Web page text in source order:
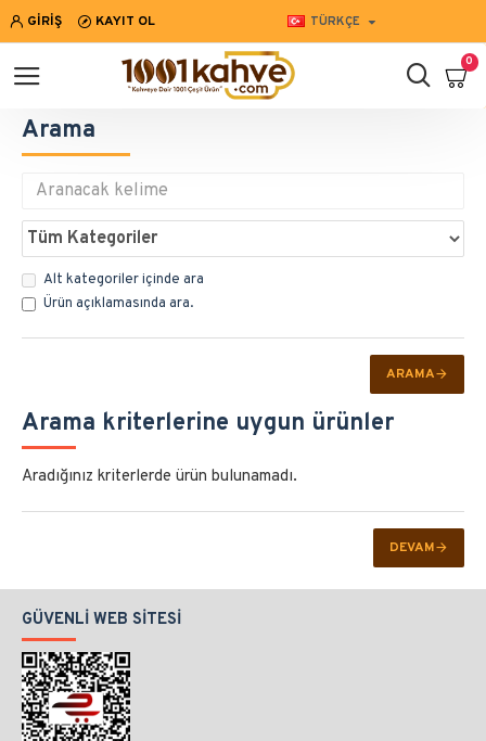
GIRIŞ KAYIT OL TÜRKÇE
0
Arama
Alt kategoriler içinde ara
Ürün açıklamasında ara.
ARAMA
Arama kriterlerine uygun ürünler
Aradığınız kriterlerde ürün bulunamadı.
DEVAM
GÜVENLI WEB SITESI